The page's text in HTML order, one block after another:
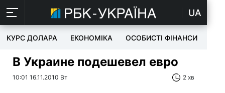
UA
КУРС ДОЛАРА ЕКОНОМІКА ОСОБИСТІ ФІНАНСИ
В Украине подешевел евро
10:01 16.11.2010 Вт 2 хв